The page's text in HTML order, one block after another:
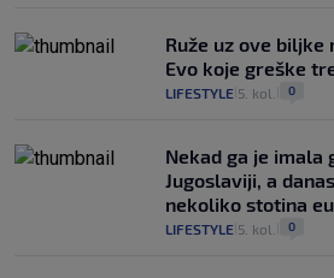
Ruže uz ove biljke
Evo koje greške
LIFESTYLE 5. kol. 0
Nekad ga je imala
Jugoslaviji, a
nekoliko stotina
LIFESTYLE 5. kol. 0